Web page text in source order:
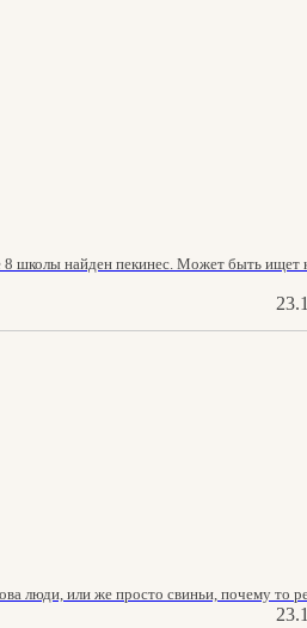
школы найден пекинес. Может быть ищет
люди, или же просто свиньи, почему то